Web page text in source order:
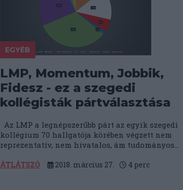
EGYÉB
LMP, Momentum, Jobbik,
Fidesz - ez a szegedi
kollégisták pártválasztása
Az LMP a legnépszerűbb párt az egyik szegedi
kollégium 70 hallgatója körében végzett nem
reprezentatív, nem hivatalos, ám tudományos...
ÁTLÁTSZÓ 2018. március 27. 4 perc